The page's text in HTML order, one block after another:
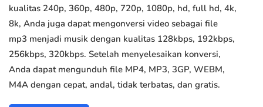
kualitas 240p, 360p, 480p, 720p, 1080p, hd, full hd, 4k,
8k, Anda juga dapat mengonversi video sebagai file
mp3 menjadi musik dengan kualitas 128kbps, 192kbps,
256kbps, 320kbps. Setelah menyelesaikan konversi,
Anda dapat mengunduh file MP4, MP3, 3GP, WEBM,
M4A dengan cepat, andal, tidak terbatas, dan gratis.